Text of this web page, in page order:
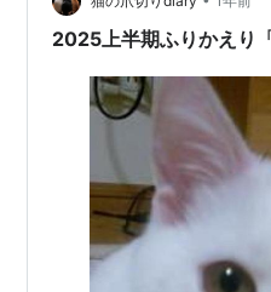
お休みが終わってしまいま
2025上半期ふりかえり